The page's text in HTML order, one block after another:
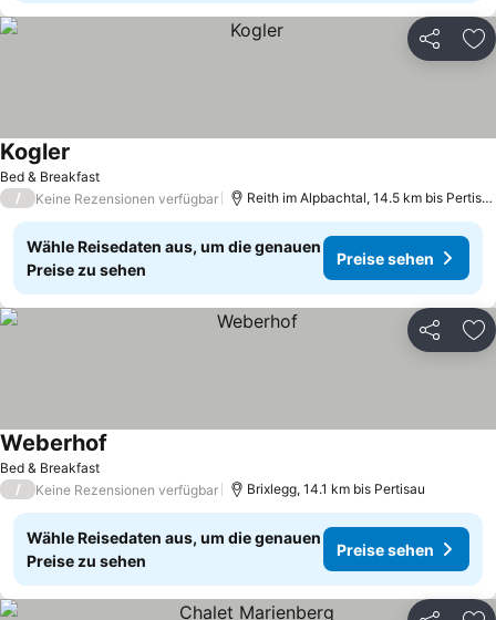
Teilen
Bed & Breakfast
Kogler
/ Keine Rezensionen verfügbar Reith im Alpbachtal, 14.5 km bis Pertisau
Wähle Reisedaten aus, um die genauen
Preise zu sehen
Preise sehen
Teilen
Bed & Breakfast
Weberhof
/ Keine Rezensionen verfügbar Brixlegg, 14.1 km bis Pertisau
Wähle Reisedaten aus, um die genauen
Preise zu sehen
Preise sehen